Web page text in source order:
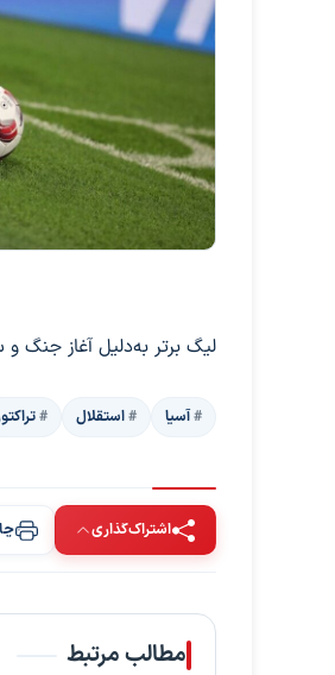
لیگ برتر به‌دلیل آغاز جنگ
آسیا استقلال
اشتراک‌گذاری
مطالب مرتبط